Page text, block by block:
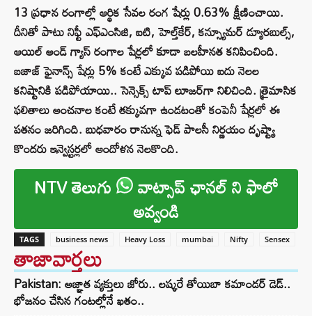
13 ప్రధాన రంగాల్లో ఆర్థిక సేవల రంగ షేర్లు 0.63% క్షీణించాయి.
దీనితో పాటు నిఫ్టీ ఎఫ్‌ఎంసిజి, ఐటి, హెల్త్‌కేర్, కన్స్యూమర్ డ్యూరబుల్స్,
ఆయిల్ అండ్ గ్యాస్ రంగాల షేర్లలో కూడా బలహీనత కనిపించింది.
బజాజ్ ఫైనాన్స్ షేర్లు 5% కంటే ఎక్కువ పడిపోయి ఐదు నెలల
కనిష్టానికి పడిపోయాయి.. సెన్సెక్స్ టాప్ లూజర్‌గా నిలిచింది. త్రైమాసిక
ఫలితాలు అంచనాల కంటే తక్కువగా ఉండటంతో కంపెనీ షేర్లలో ఈ
పతనం జరిగింది. బుధవారం రానున్న ఫెడ్‌ పాలసీ నిర్ణయం దృష్ట్యా
కొందరు ఇన్వెస్టర్లలో ఆందోళన నెలకొంది.
NTV తెలుగు వాట్సాప్ ఛానల్ ని ఫాలో
అవ్వండి
TAGS business news Heavy Loss mumbai Nifty Sensex
తాజావార్తలు
Pakistan: అజ్ఞాత వ్యక్తులు జోరు.. లష్కరే తోయిబా కమాండర్ డెడ్..
భోజనం చేసిన గంటల్లోనే ఖతం..